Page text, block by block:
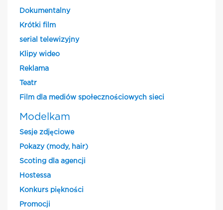
Dokumentalny
Krótki film
serial telewizyjny
Klipy wideo
Reklama
Teatr
Film dla mediów społecznościowych sieci
Modelkam
Sesje zdjęciowe
Pokazy (mody, hair)
Scoting dla agencji
Hostessa
Konkurs piękności
Promocji